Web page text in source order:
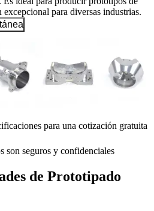
para diversas industrias.
para una cotización gratuita
son seguros y confidenciales
de Prototipado